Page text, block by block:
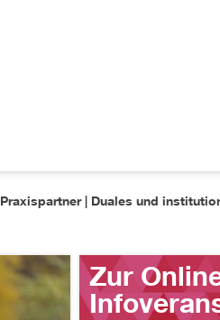
Praxispartner | Duales und
Zur